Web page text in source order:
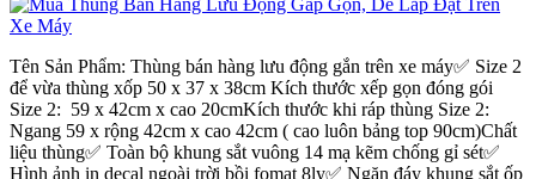
Tên Sản Phẩm: Thùng bán hàng lưu động gắn trên xe máy✅ Size 2
để vừa thùng xốp 50 x 37 x 38cm Kích thước xếp gọn đóng gói
Size 2: 59 x 42cm x cao 20cmKích thước khi ráp thùng Size 2:
Ngang 59 x rộng 42cm x cao 42cm ( cao luôn bảng top 90cm)Chất
liệu thùng✅ Toàn bộ khung sắt vuông 14 mạ kẽm chống gỉ sét✅
Hình ảnh in decal ngoài trời bồi fomat 8ly✅ Ngăn đáy khung sắt ốp